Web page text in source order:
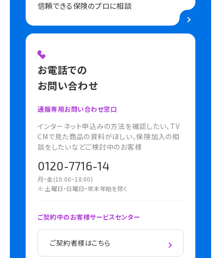
信頼できる保険のプロに相談
お電話での
お問い合わせ
通販専用お問い合わせ窓口
インターネット申込みの方法を確認したい、TV
CMで見た商品の資料がほしい、保険加入の相
談をしたいなどご検討中のお客様
0120-7716-14
月~金(10:00~18:00)
※ 土曜日・日曜日・年末年始を除く
ご契約中のお客様サービスセンター
ご契約者様はこちら